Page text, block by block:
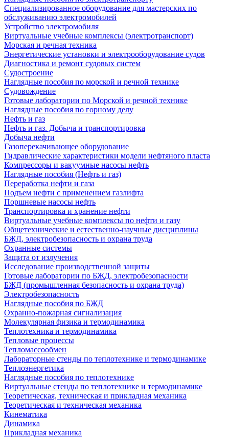
Специализированное оборудование для мастерских по
обслуживанию электромобилей
Устройство электромобиля
Виртуальные учебные комплексы (электротранспорт)
Морская и речная техника
Энергетические установки и электрооборудование судов
Диагностика и ремонт судовых систем
Судостроение
Наглядные пособия по морской и речной технике
Судовождение
Готовые лаборатории по Морской и речной технике
Наглядные пособия по горному делу
Нефть и газ
Нефть и газ. Добыча и транспортировка
Добыча нефти
Газоперекачивающее оборудование
Гидравлические характеристики модели нефтяного пласта
Компрессоры и вакуумные насосы нефть
Наглядные пособия (Нефть и газ)
Переработка нефти и газа
Подъем нефти с применением газлифта
Поршневые насосы нефть
Транспортировка и хранение нефти
Виртуальные учебные комплексы по нефти и газу
Общетехнические и естественно-научные дисциплины
БЖД, электробезопасность и охрана труда
Охранные системы
Защита от излучения
Исследование производственной защиты
Готовые лаборатории по БЖД, электробезопасности
БЖД (промышленная безопасность и охрана труда)
Электробезопасность
Наглядные пособия по БЖД
Охранно-пожарная сигнализация
Молекулярная физика и термодинамика
Теплотехника и термодинамика
Тепловые процессы
Тепломассообмен
Лабораторные стенды по теплотехнике и термодинамике
Теплоэнергетика
Наглядные пособия по теплотехнике
Виртуальные стенды по теплотехнике и термодинамике
Теоретическая, техническая и прикладная механика
Теоретическая и техническая механика
Кинематика
Динамика
Прикладная механика